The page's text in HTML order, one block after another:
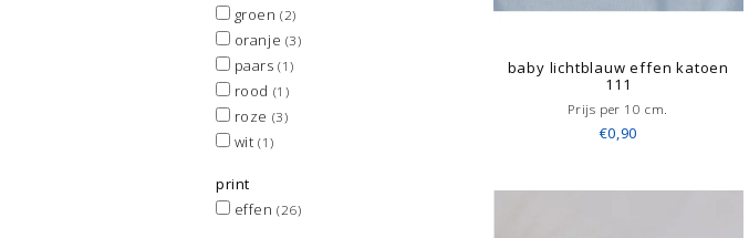
groen(2)
oranje (3)
paars(1)
rood (1)
roze (3)
wit (1)
print
effen(26)
baby lichtblauw effen katoen
111
Prijs per 10 cm.
€0,90